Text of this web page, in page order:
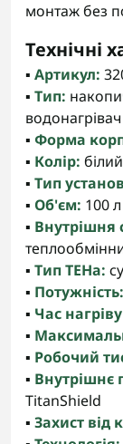
монтаж без
Технічні
▪️ Артикул:
▪️ Тип:
водонагрівач
▪️ Форма
▪️ Колір: білий
▪️ Тип
▪️ Об'єм: 100 л
▪️ Внутрішня
▪️ Тип ТЕНа:
▪️ Потужність:
▪️ Час
▪️
▪️ Робочий
▪️ Внутрішнє
TitanShield
▪️ Захист від